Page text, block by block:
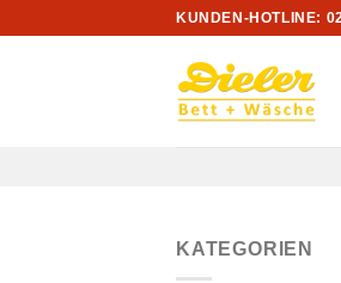
KUNDEN-HOTLINE:
KATEGORIEN